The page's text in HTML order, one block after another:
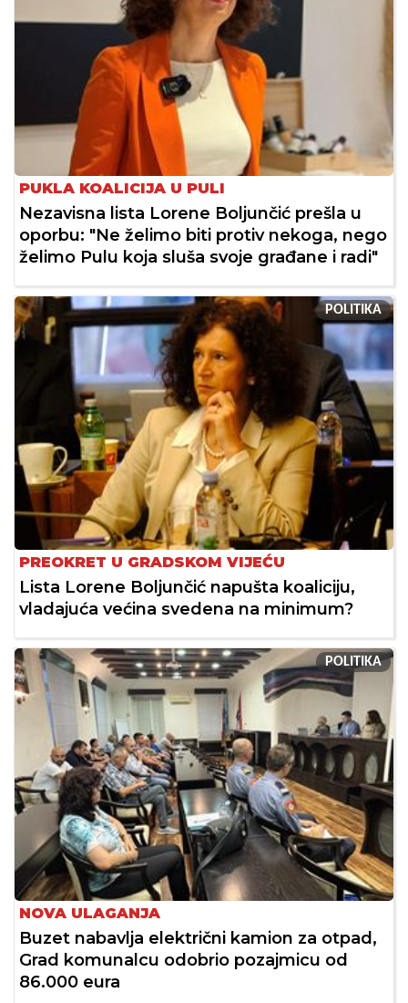
PUKLA KOALICIJA U PULI
Nezavisna lista Lorene Boljunčić prešla u
oporbu: "Ne želimo biti protiv nekoga, nego
želimo Pulu koja sluša svoje građane i radi"
POLITIKA
PREOKRET U GRADSKOM VIJEĆU
Lista Lorene Boljunčić napušta koaliciju,
vladajuća većina svedena na minimum?
POLITIKA
NOVA ULAGANJA
Buzet nabavlja električni kamion za otpad,
Grad komunalcu odobrio pozajmicu od
86.000 eura